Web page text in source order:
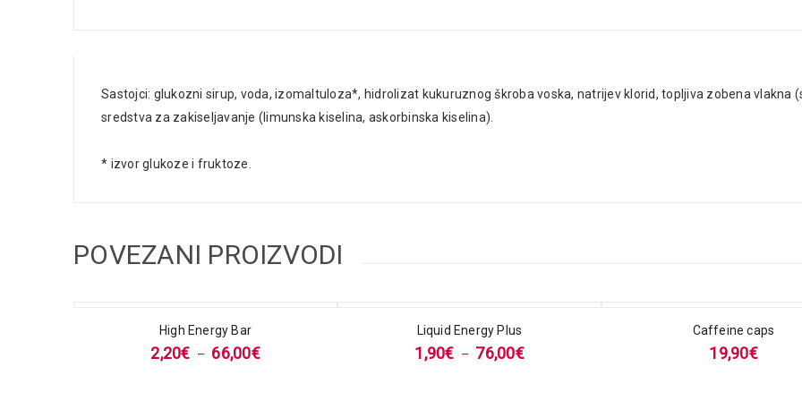
Sastojci: glukozni sirup, voda, izomaltuloza*, hidrolizat kukuruznog škroba voska, natrijev klorid, topljiva zobena
sredstva za zakiseljavanje (limunska kiselina, askorbinska kiselina).
* izvor glukoze i fruktoze.
POVEZANI PROIZVODI
High Energy Bar
2,20€ – 66,00€
Liquid Energy Plus
1,90€ – 76,00€
Caffeine caps
19,90€